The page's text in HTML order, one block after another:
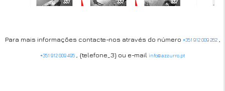
Para mais informações contacte-nos através do número +351 912 009 262,
+351 912 009 495, {telefone_3} ou e-mail info@azzurro.pt